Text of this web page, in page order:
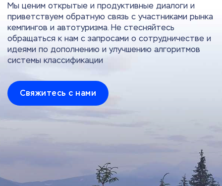
Мы ценим открытые и продуктивные диалоги и
приветствуем обратную связь с участниками рынка
кемпингов и автотуризма. Не стесняйтесь
обращаться к нам с запросами о сотрудничестве и
идеями по дополнению и улучшению алгоритмов
системы классификации
Свяжитесь с нами